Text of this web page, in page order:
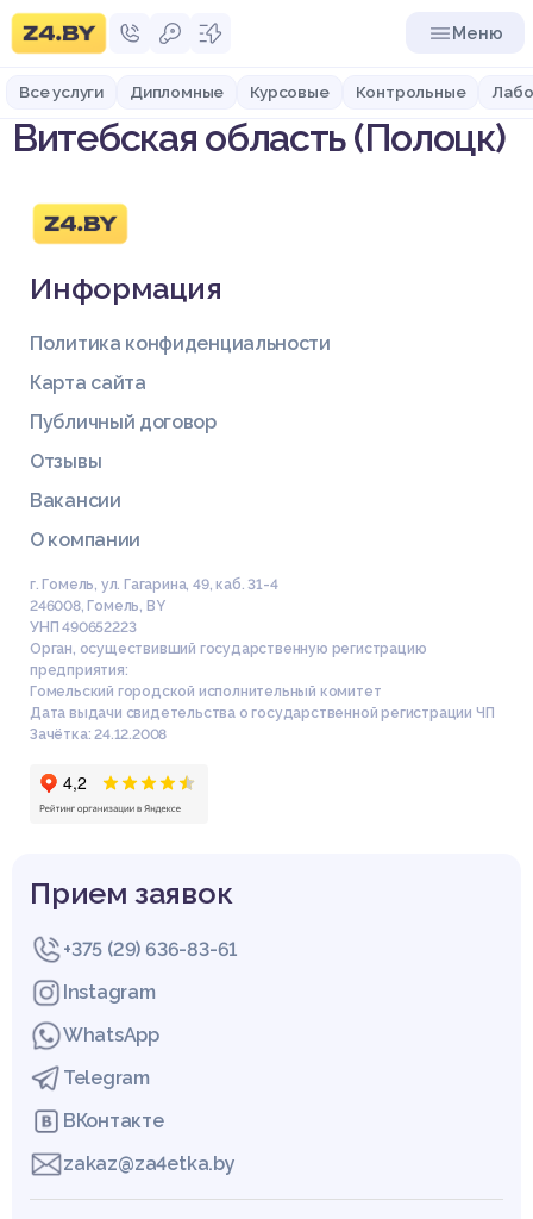
Меню
Все услуги Дипломные Курсовые Контрольные
Витебская область (Полоцк)
Информация
Политика конфиденциальности
Карта сайта
Публичный договор
Отзывы
Вакансии
О компании
г. Гомель, ул. Гагарина, 49, каб. 31-4
246008,Гомель BY
УНП 490652223
Орган, осуществивший государственную регистрацию
предприятия:
Гомельский городской исполнительный комитет
Дата выдачи свидетельства о государственной регистрации ЧП
Зачётка: 24.12.2008
Прием заявок
+375 (29) 636-83-61
Instagram
WhatsApp
Telegram
ВКонтакте
zakaz@za4etka.by